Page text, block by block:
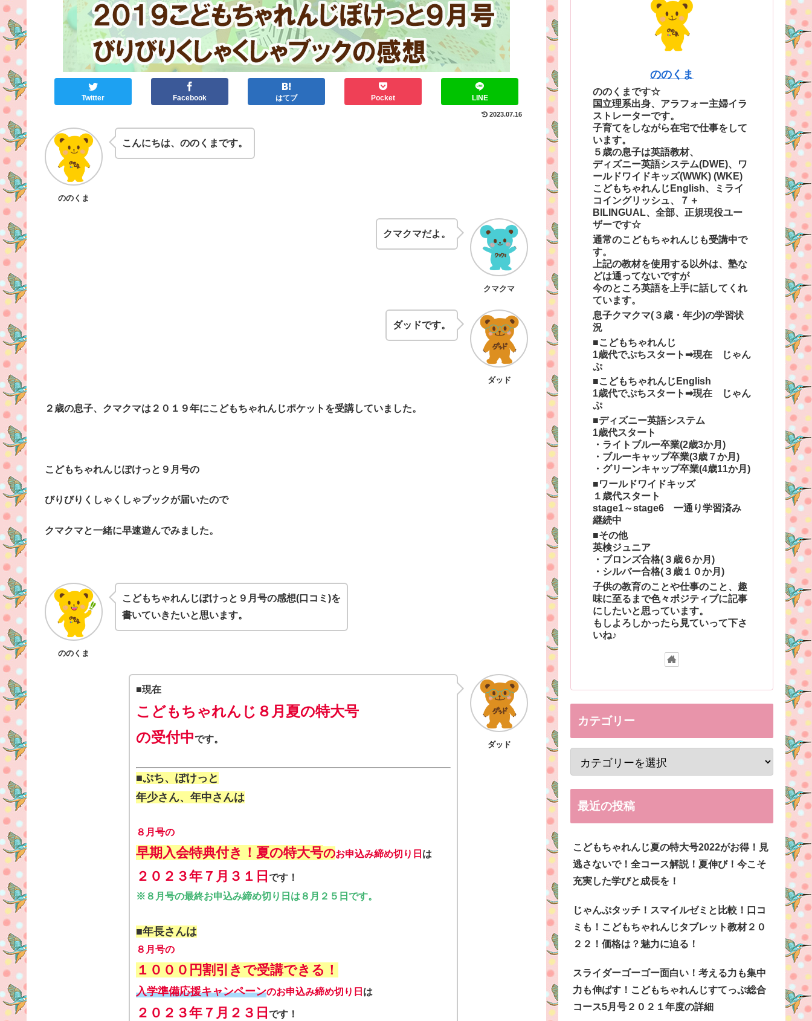
Twitter Facebook はてブ Pocket LINE
2023.07.16
ののくま
こんにちは、ののくまです。
クマクマ
クマクマだよ。
ダッド
ダッドです。
２歳の息子、クマクマは２０１９年にこどもちゃれんじポケットを受講していました。
こどもちゃれんじぽけっと９月号の
びりびりくしゃくしゃブックが届いたので
クマクマと一緒に早速遊んでみました。
ののくま
こどもちゃれんじぽけっと９月号の感想(口コミ)を
書いていきたいと思います。
ダッド
■現在
こどもちゃれんじ８月夏の特大号
の受付中です。
■ぷち、ぽけっと
年少さん、年中さんは
８月号の
早期入会特典付き！夏の特大号のお申込み締め切り日 は
２０２３年７月３１ 日 です！
※８月号の最終お申込み締め切り日は８月２５日です。
■年長さんは
８月号の
１０００円割引きで受講できる！
入学準備応援キャンペーンのお申込み締め切り日 は
２０２３年７月２３ 日 です！
ののくま
ののくまです☆
国立理系出身、アラフォー主婦イラ
ストレーターです。
子育てをしながら在宅で仕事をして
います。
５歳の息子は英語教材、
ディズニー英語システム(DWE)、ワ
ールドワイドキッズ(WWK) (WKE)
こどもちゃれんじEnglish、ミライ
コイングリッシュ、７＋
BILINGUAL、全部、正規現役ユー
ザーです☆
通常のこどもちゃれんじも受講中で
す。
上記の教材を使用する以外は、塾な
どは通ってないですが
今のところ英語を上手に話してくれ
ています。
息子クマクマ(３歳・年少)の学習状
況
■こどもちゃれんじ
1歳代でぷちスタート➡現在 じゃん
ぷ
■こどもちゃれんじEnglish
1歳代でぷちスタート➡現在 じゃん
ぷ
■ディズニー英語システム
1歳代スタート
・ライトブルー卒業(2歳3か月)
・ブルーキャップ卒業(3歳７か月)
・グリーンキャップ卒業(4歳11か月)
■ワールドワイドキッズ
１歳代スタート
stage1～stage6 一通り学習済み
継続中
■その他
英検ジュニア
・ブロンズ合格(３歳６か月)
・シルバー合格(３歳１０か月)
子供の教育のことや仕事のこと、趣
味に至るまで色々ポジティブに記事
にしたいと思っています。
もしよろしかったら見ていって下さ
いね♪
カテゴリー
最近の投稿
こどもちゃれんじ夏の特大号2022がお得！見
逃さないで！全コース解説！夏伸び！今こそ
充実した学びと成長を！
じゃんぷタッチ！スマイルゼミと比較！口コ
ミも！こどもちゃれんじタブレット教材２０
２２！価格は？魅力に迫る！
スライダーゴーゴー面白い！考える力も集中
力も伸ばす！こどもちゃれんじすてっぷ総合
コース5月号２０２１年度の詳細